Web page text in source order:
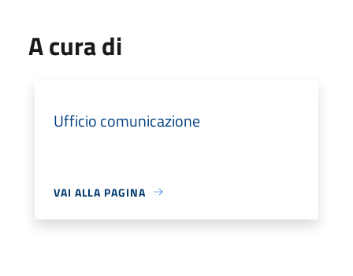
A cura di
Ufficio comunicazione
VAI ALLA PAGINA